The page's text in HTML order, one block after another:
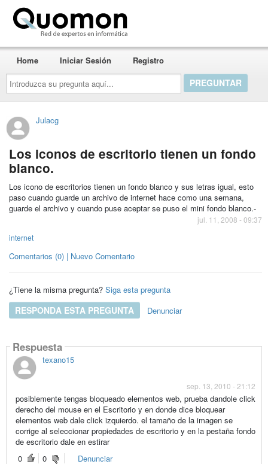
Introduzca
su
pregunta
aquí...
Home Iniciar Sesión Registro
Julacg
Los iconos de escritorio tienen un fondo
blanco.
Los icono de escritorios tienen un fondo blanco y sus letras igual, esto
paso cuando guarde un archivo de internet hace como una semana,
guarde el archivo y cuando puse aceptar se puso el mini fondo blanco.-
jul. 11, 2008 - 09:37
internet
Comentarios (0) | Nuevo Comentario
¿Tiene la misma pregunta? Siga esta pregunta
RESPONDA ESTA PREGUNTA Denunciar
Respuesta
texano15
sep. 13, 2010 - 21:12
posiblemente tengas bloqueado elementos web, prueba dandole click
derecho del mouse en el Escritorio y en donde dice bloquear
elementos web dale click izquierdo. el tamaño de la imagen se
corrige al seleccionar propiedades de escritorio y en la pestaña fondo
de escritorio dale en estirar
0
0
Denunciar